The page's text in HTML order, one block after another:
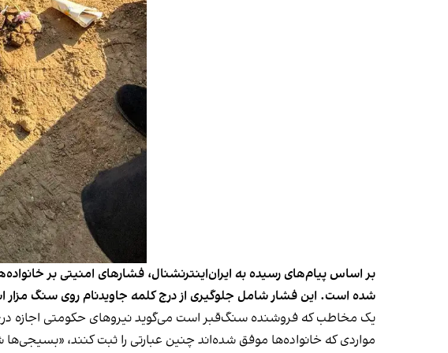
بر اساس پیام‌های رسیده به ایران‌اینترنشنال، فشارهای امنیتی بر
شده است. این فشار شامل جلوگیری از درج کلمه جاویدنام روی سنگ
یک مخاطب که فروشنده سنگ‌قبر است می‌گوید نیروهای حکومتی اجازه درج
مواردی که خانواده‌ها موفق شده‌اند چنین عبارتی را ثبت کنند،